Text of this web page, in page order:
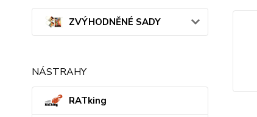
ZVÝHODNĚNÉ SADY
NÁSTRAHY
RATking